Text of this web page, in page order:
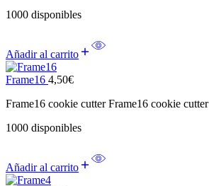
1000 disponibles
Añadir al carrito
Frame16 4,50€
Frame16 cookie cutter Frame16 cookie cutter
1000 disponibles
Añadir al carrito